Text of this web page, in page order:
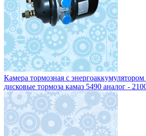
Камера тормозная с
дисковые тормоза камаз 5490 аналог -